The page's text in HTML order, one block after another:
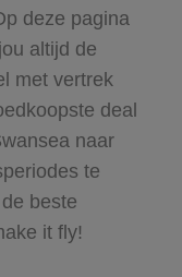
deze pagina
altijd de
met vertrek
deal
naar
te
beste
it fly!